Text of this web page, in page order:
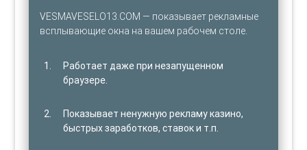
VESMAVESELO13.COM — показывает рекламные
всплывающие окна на вашем рабочем столе.
Работает даже при незапущенном
браузере.
Показывает ненужную рекламу казино,
быстрых заработков, ставок и т.п.